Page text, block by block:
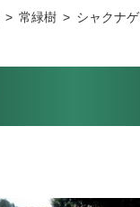
常緑樹 シャクナゲ